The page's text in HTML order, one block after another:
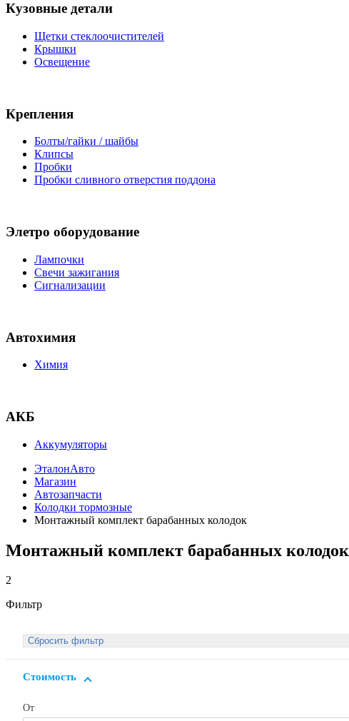
Кузовные детали
Щетки стеклоочистителей
Крышки
Освещение
Крепления
Болты/гайки / шайбы
Клипсы
Пробки
Пробки сливного отверстия поддона
Элетро оборудование
Лампочки
Свечи зажигания
Сигнализации
Автохимия
Химия
АКБ
Аккумуляторы
ЭталонАвто
Магазин
Автозапчасти
Колодки тормозные
Монтажный комплект барабанных колодок
Монтажный комплект барабанных колодок
2
Фильтр
Стоимость
От